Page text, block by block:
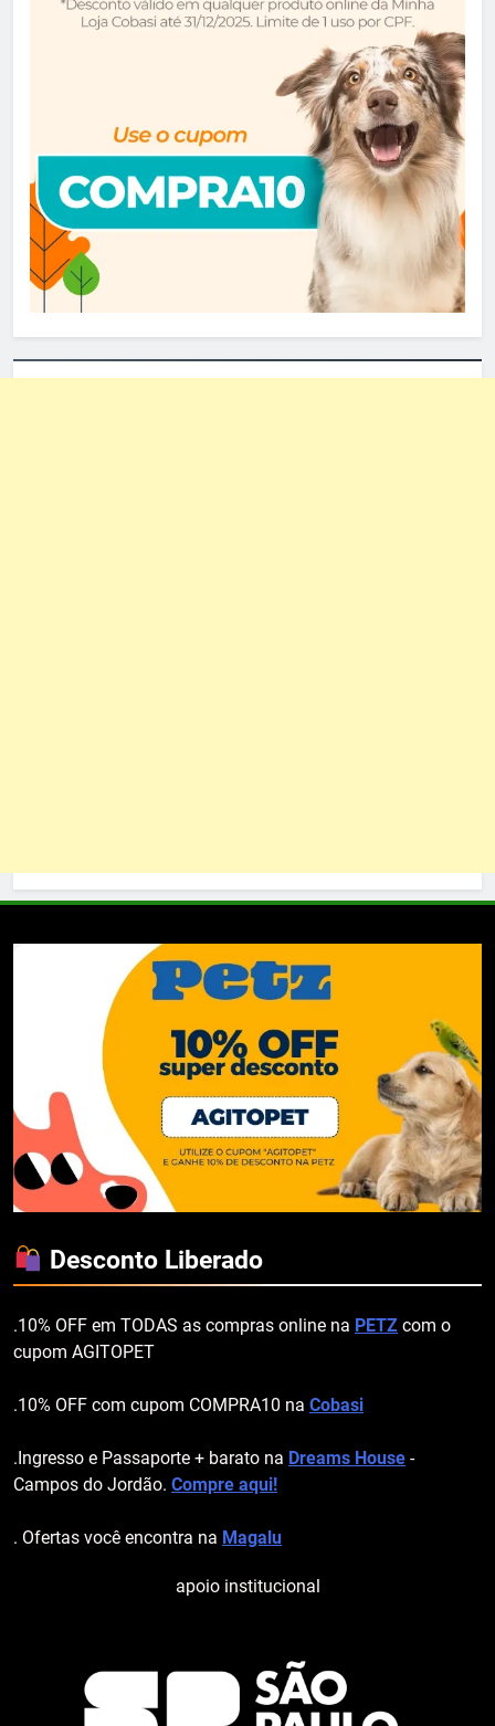
Desconto Liberado
.10% OFF em TODAS as compras online na PETZ com o
cupom AGITOPET
.10% OFF com cupom COMPRA10 na Cobasi
.Ingresso e Passaporte + barato na Dreams House -
Campos do Jordão. Compre aqui!
. Ofertas você encontra na Magalu
apoio institucional